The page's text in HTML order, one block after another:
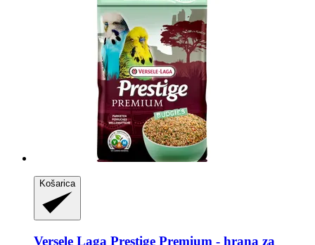
Košarica
Versele Laga Prestige Premium -​ hrana za